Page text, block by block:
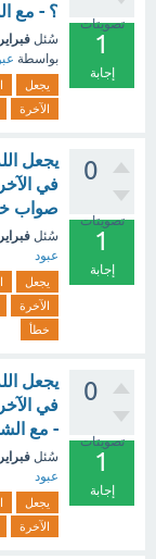
تصويتات
1
إجابة
؟ - مع
سُئل فبراير 22
بواسطة
يجعل
الآخرة
0
تصويتات
1
إجابة
يجعل
في
صواب
سُئل فبراير 1
عبود
يجعل
الآخرة
خطأ
0
تصويتات
1
إجابة
يجعل
في
- مع
سُئل فبراير 1
عبود
يجعل
الآخرة